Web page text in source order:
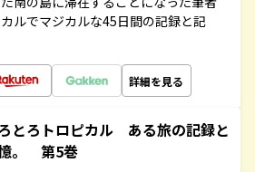
ルでマジカルな45日間の記録と記
詳細を見る
とろトロピカル ある旅の記録と
。 第5巻